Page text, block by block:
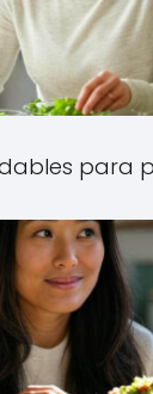
para